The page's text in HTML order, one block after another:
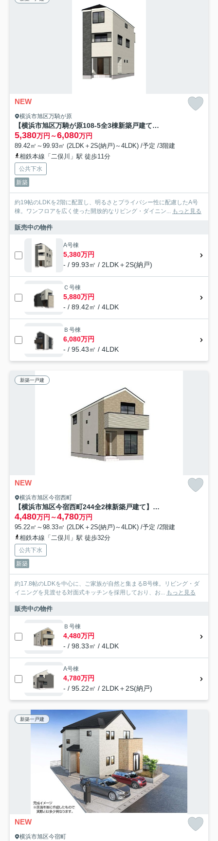
NEW
横浜市旭区万騎が原
【横浜市旭区万騎が原108-5全3棟新築戸建て】★仲介手数料無料★（万騎が原小学校・万騎が原中学校）
5,380万円～6,080万円
89.42㎡～99.93㎡ (2LDK＋2S(納戸)～4LDK) /予定 /3階建
相鉄本線「二俣川」駅 徒歩11分
公共下水
新築
約19帖のLDKを2階に配置し、明るさとプライバシー性に配慮したA号
棟。ワンフロアを広く使った開放的なリビング・ダイニン... もっと見る
販売中の物件
A号棟
5,380万円
- / 99.93㎡ / 2LDK＋2S(納戸)
Ｃ号棟
5,880万円
- / 89.42㎡ / 4LDK
Ｂ号棟
6,080万円
- / 95.43㎡ / 4LDK
新築一戸建
NEW
横浜市旭区今宿西町
【横浜市旭区今宿西町244全2棟新築戸建て】★仲介手数料無料★（都岡小学校・今宿中学校）
4,480万円～4,780万円
95.22㎡～98.33㎡ (2LDK＋2S(納戸)～4LDK) /予定 /2階建
相鉄本線「二俣川」駅 徒歩32分
公共下水
新築
約17.8帖のLDKを中心に、ご家族が自然と集まるB号棟。リビング・ダ
イニングを見渡せる対面式キッチンを採用しており、お... もっと見る
販売中の物件
Ｂ号棟
4,480万円
- / 98.33㎡ / 4LDK
A号棟
4,780万円
- / 95.22㎡ / 2LDK＋2S(納戸)
新築一戸建
NEW
横浜市旭区今宿町